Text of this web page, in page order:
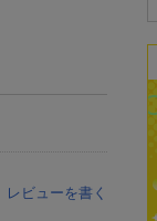
レビューを書く